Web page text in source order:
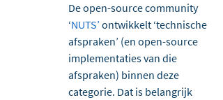
De open-source community
‘NUTS’ ontwikkelt ‘technische
afspraken’ (en open-source
implementaties van die
afspraken) binnen deze
categorie. Dat is belangrijk